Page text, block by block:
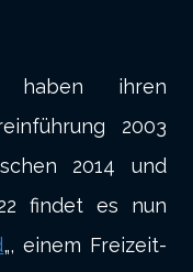
ihren
2003
2014 und
findet es nun
„, einem Freizeit-